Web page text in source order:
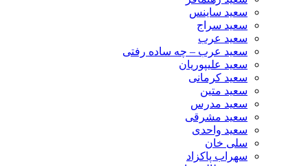
سعید ساینس
سعید سراج
سعید عرب
سعید عرب – چه ساده رفتی
سعید علیپوریان
سعید کرمانی
سعید متین
سعید مدرس
سعید مشرقی
سعید واحدی
سلی خان
سهراب پاکزاد